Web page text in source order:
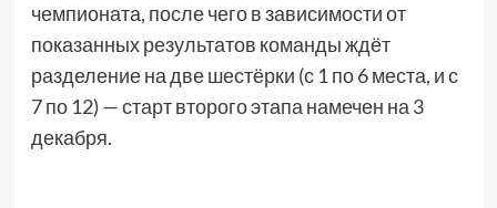
чемпионата, после чего в зависимости от
показанных результатов команды ждёт
разделение на две шестёрки (с 1 по 6 места, и с
7 по 12) — старт второго этапа намечен на 3
декабря.